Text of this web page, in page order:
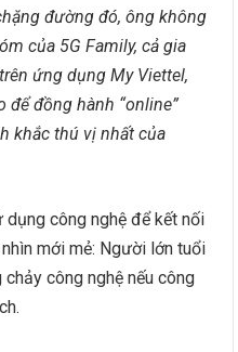
đường đó, ông không
của 5G Family, cả gia
ứng dụng My Viettel,
để đồng hành “online”
khắc thú vị nhất của
dụng công nghệ để kết nối
mới mẻ: Người lớn tuổi
công nghệ nếu công